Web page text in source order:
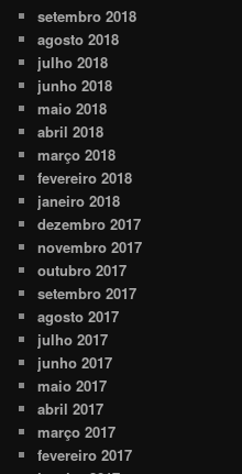
setembro 2018
agosto 2018
julho 2018
junho 2018
maio 2018
abril 2018
março 2018
fevereiro 2018
janeiro 2018
dezembro 2017
novembro 2017
outubro 2017
setembro 2017
agosto 2017
julho 2017
junho 2017
maio 2017
abril 2017
março 2017
fevereiro 2017